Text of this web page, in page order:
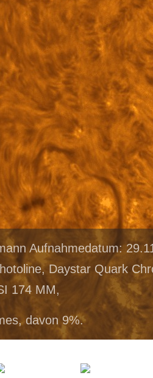
Aufnahmedatum:
Daystar Quark
174 MM,
davon 9%.